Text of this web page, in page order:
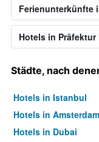
Ferienunterkünfte
Hotels in Präfektur
Städte, nach
Hotels in Istanbul
Hotels in Amsterdam
Hotels in Dubai